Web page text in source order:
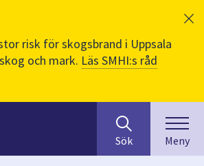
risk för skogsbrand i Uppsala
och mark. Läs SMHI:s råd
efter
innehåll
på
Sök Meny